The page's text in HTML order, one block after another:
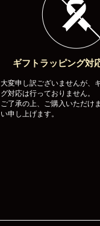
ギフトラッピング対
大変申し訳ございませんが、
グ対応は行っておりません。
ご了承の上、ご購入いただけ
い申し上げます。